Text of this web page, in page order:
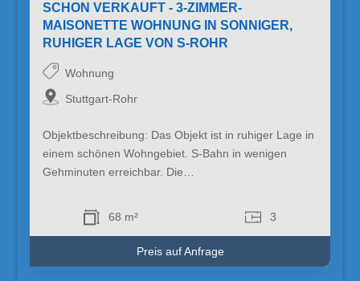
SCHON VERKAUFT - 3-ZIMMER-
MAISONETTE WOHNUNG IN SONNIGER,
RUHIGER LAGE VON S-ROHR
Wohnung
Stuttgart-Rohr
Objektbeschreibung: Das Objekt ist in ruhiger Lage in
einem schönen Wohngebiet. S-Bahn in wenigen
Gehminuten erreichbar. Die…
68 m² 3
Preis auf Anfrage